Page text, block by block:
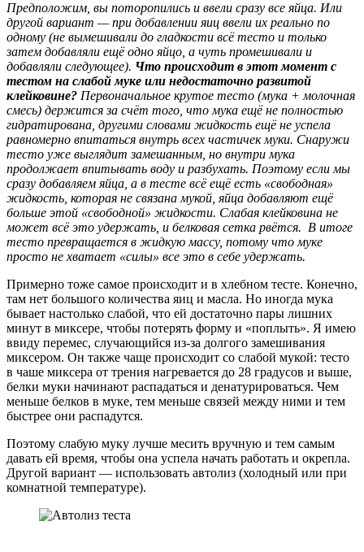
Предположим, вы поторопились и ввели сразу все яйца. Или
другой вариант — при добавлении яиц ввели их реально по
одному (не вымешивали до гладкости всё тесто и только
затем добавляли ещё одно яйцо, а чуть промешивали и
добавляли следующее). Что происходит в этот момент с
тестом на слабой муке или недостаточно развитой
клейковине? Первоначальное крутое тесто (мука + молочная
смесь) держится за счёт того, что мука ещё не полностью
гидратирована, другими словами жидкость ещё не успела
равномерно впитаться внутрь всех частичек муки. Снаружи
тесто уже выглядит замешанным, но внутри мука
продолжает впитывать воду и разбухать. Поэтому если мы
сразу добавляем яйца, а в тесте всё ещё есть «свободная»
жидкость, которая не связана мукой, яйца добавляют ещё
больше этой «свободной» жидкости. Слабая клейковина не
может всё это удержать, и белковая сетка рвётся. В итоге
тесто превращается в жидкую массу, потому что муке
просто не хватает «силы» все это в себе удержать.
Примерно тоже самое происходит и в хлебном тесте. Конечно,
там нет большого количества яиц и масла. Но иногда мука
бывает настолько слабой, что ей достаточно пары лишних
минут в миксере, чтобы потерять форму и «поплыть». Я имею
ввиду перемес, случающийся из-за долгого замешивания
миксером. Он также чаще происходит со слабой мукой: тесто
в чаше миксера от трения нагревается до 28 градусов и выше,
белки муки начинают распадаться и денатурироваться. Чем
меньше белков в муке, тем меньше связей между ними и тем
быстрее они распадутся.
Поэтому слабую муку лучше месить вручную и тем самым
давать ей время, чтобы она успела начать работать и окрепла.
Другой вариант — использовать автолиз (холодный или при
комнатной температуре).